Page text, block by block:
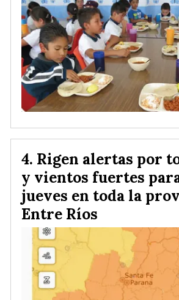
Rigen alertas por
y vientos fuertes
jueves en toda la
Entre Ríos